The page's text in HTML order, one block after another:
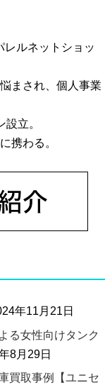
レルネットショッ
まされ、個人事業
立。
携わる。
年11月21日
る女性向けタンク
8月29日
買取事例【ユニセ